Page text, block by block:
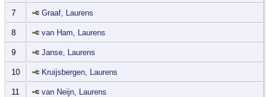
7 Graaf, Laurens
8 van Ham, Laurens
9 Janse, Laurens
10 Kruijsbergen, Laurens
11 van Neijn, Laurens